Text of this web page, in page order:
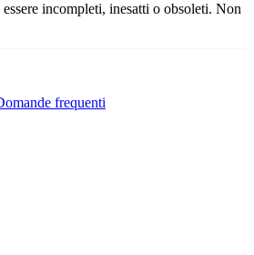
incompleti, inesatti o obsoleti. Non
frequenti